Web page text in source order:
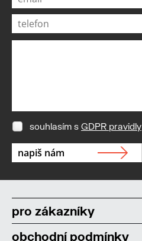
souhlasím s GDPR pravidly
pro zákazníky
obchodní podmínky